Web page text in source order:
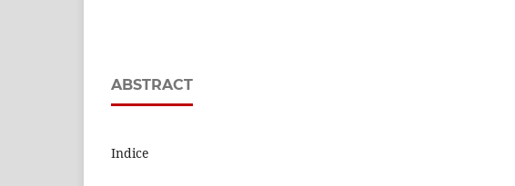
ABSTRACT
Indice